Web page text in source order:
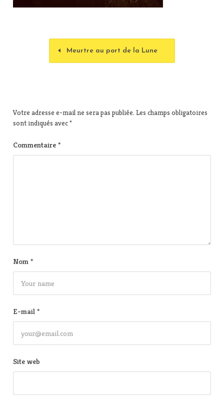
Meurtre au port de la Lune
Votre adresse e-mail ne sera pas publiée. Les champs obligatoires
sont indiqués avec*
Commentaire *
Nom *
E-mail *
Site web